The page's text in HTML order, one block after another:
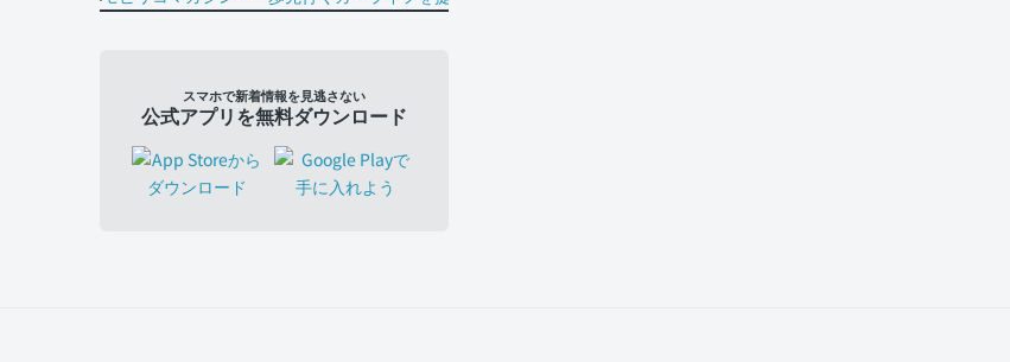
スマホで新着情報を見逃さない
公式アプリを無料ダウンロード